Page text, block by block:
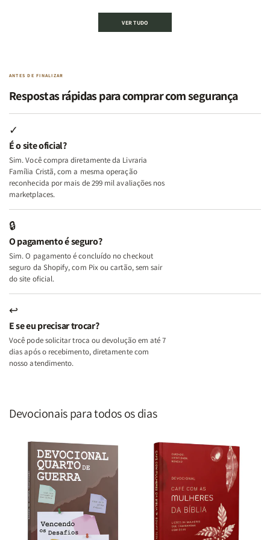
|
Minhas
Lutas
e
Deus
+
A
Mulher
Lar
Edificando
Eu,
Minhas
Lutas
+
A
Lar
Kit
Mulher
Segundo
Mulher
Segundo
VER TUDO
ANTES DE FINALIZAR
Respostas rápidas para comprar com segurança
✓
É o site oficial?
Sim. Você compra diretamente da Livraria
Família Cristã, com a mesma operação
reconhecida por mais de 299 mil avaliações nos
marketplaces.
🔒
O pagamento é seguro?
Sim. O pagamento é concluído no checkout
seguro da Shopify, com Pix ou cartão, sem sair
do site oficial.
↩
E se eu precisar trocar?
Você pode solicitar troca ou devolução em até 7
dias após o recebimento, diretamente com
nosso atendimento.
Devocionais para todos os dias